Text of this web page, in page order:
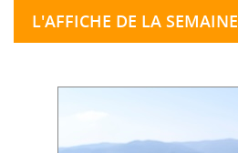
L'AFFICHE DE LA SEMAINE